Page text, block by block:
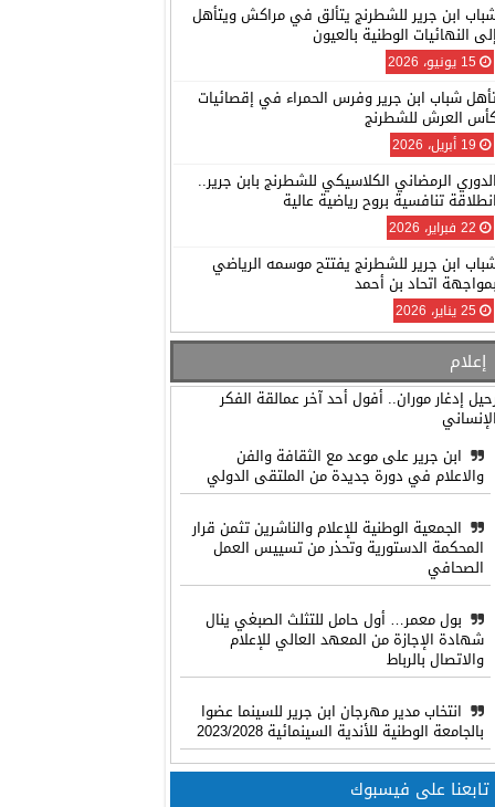
ابن جرير للشطرنج يتألق في مراكش ويتأهل
إلى النهائيات الوطنية بالعيون
15 يونيو، 2026
شباب ابن جرير وفرس الحمراء في إقصائيات
العرش للشطرنج
19 أبريل، 2026
الدوري الرمضاني الكلاسيكي للشطرنج بابن جرير..
انطلاقة تنافسية بروح رياضية عالية
22 فبراير، 2026
ابن جرير للشطرنج يفتتح موسمه الرياضي
بمواجهة اتحاد بن أحمد
25 يناير، 2026
إعلام
إدغار موران.. أفول أحد آخر عمالقة الفكر
الإنساني
ابن جرير على موعد مع الثقافة والفن
والاعلام في دورة جديدة من الملتقى الدولي
الجمعية الوطنية للإعلام والناشرين تثمن قرار
المحكمة الدستورية وتحذر من تسييس العمل
الصحافي
بول معمر… أول حامل للتثلث الصبغي ينال
شهادة الإجازة من المعهد العالي للإعلام
والاتصال بالرباط
انتخاب مدير مهرجان ابن جرير للسينما عضوا
بالجامعة الوطنية للأندية السينمائية 2023/2028
تابعنا على فيسبوك